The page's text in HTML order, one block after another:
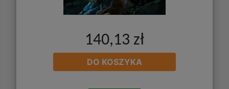
140,13 zł
DO KOSZYKA